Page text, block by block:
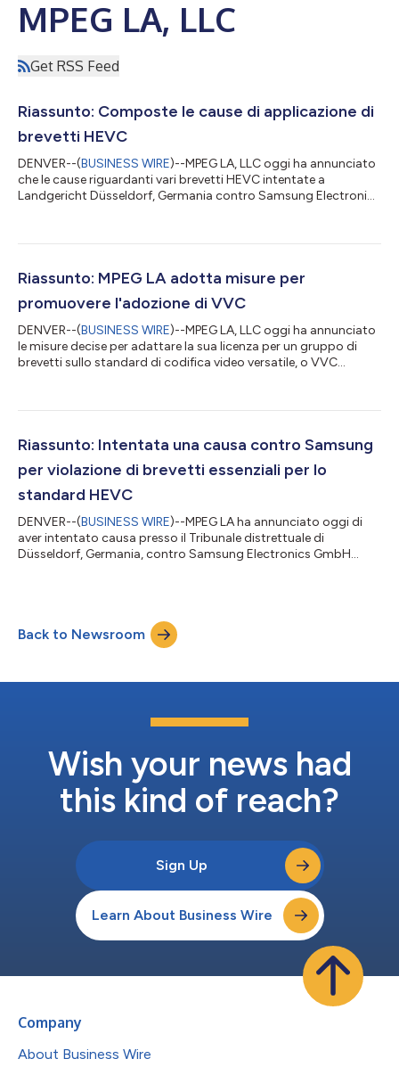
MPEG LA, LLC
Get RSS Feed
Riassunto: Composte le cause di applicazione di
brevetti HEVC
DENVER--(BUSINESS WIRE)--MPEG LA, LLC oggi ha annunciato
che le cause riguardanti vari brevetti HEVC intentate a
Landgericht Düsseldorf, Germania contro Samsung Electronics
Samsung-HEVC-PrsRls-2022-03-28-.pdf) sono state
controversie riguardanti le misure di applicazione di tali brevetti
sono state risolte. MPEG LA, LLC MPEG LA è leader...
Riassunto: MPEG LA adotta misure per
promuovere l'adozione di VVC
DENVER--(BUSINESS WIRE)--MPEG LA, LLC oggi ha annunciato
le misure decise per adattare la sua licenza per un gruppo di
brevetti sullo standard di codifica video versatile, o VVC
agli implementatori di investire nell'adozione di VVC.
software VVC stand-alone (non integrati né in bundle con
Riassunto: Intentata una causa contro Samsung
per violazione di brevetti essenziali per lo
standard HEVC
DENVER--(BUSINESS WIRE)--MPEG LA ha annunciato oggi di
aver intentato causa presso il Tribunale distrettuale di
Düsseldorf, Germania, contro Samsung Electronics GmbH
(anche noto come H.265 e MPEG-H Parte 2) utilizzato nei
prodotti che codificano e decodificano contenuti video per la
Back to Newsroom
Wish your news had
this kind of reach?
Sign Up
Learn About Business Wire
Company
About Business Wire